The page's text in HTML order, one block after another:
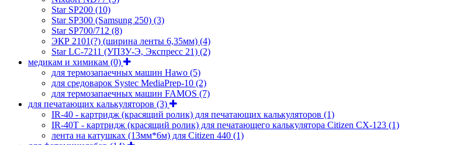
Star SP200 (10)
Star SP300 (Samsung 250) (3)
Star SP700/712 (8)
ЭКР 2101(?) (ширина ленты 6,35мм) (4)
Star LC-7211 (УПЗУ-Э, Экспресс 21) (2)
медикам и химикам (0)
для термозапаечных машин Hawo (5)
для средоварок Systec MediaPrep-10 (2)
для термозапаечных машин FAMOS (7)
для печатающих калькуляторов (3)
IR-40 - картридж (красящий ролик) для печатающих калькуляторов (1)
IR-40T - картридж (красящий ролик) для печатающего калькулятора Citizen CX-123 (1)
лента на катушках (13мм*6м) для Citizen 440 (1)